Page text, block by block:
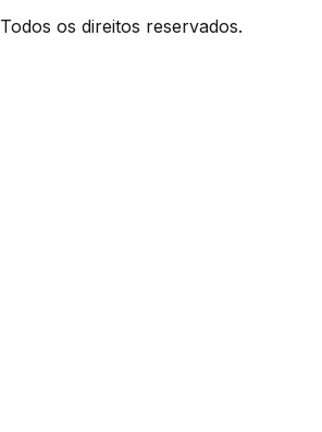
Todos os direitos reservados.